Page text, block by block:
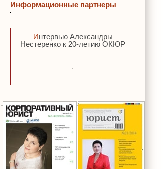
Информационные партнеры
Интервью Александры
Нестеренко к 20-летию ОКЮР